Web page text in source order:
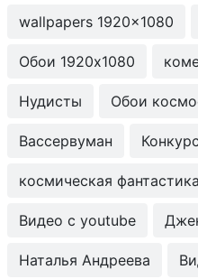
wallpapers 1920x1080
Обои 1920x1080
Нудисты Обои
Вассервуман
космическая фантастика
Видео с youtube
Наталья Андреева